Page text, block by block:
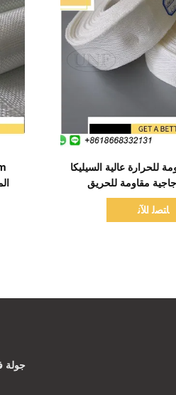
للحرارة عالية السيليكا
مقاومة للحريق
ﺎﺘﺼﻟ ﺍﻶﻧ
جولة